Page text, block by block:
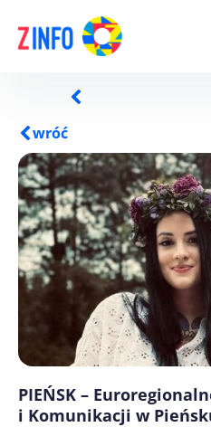
wróć
PIEŃSK –
i Komunikacji w